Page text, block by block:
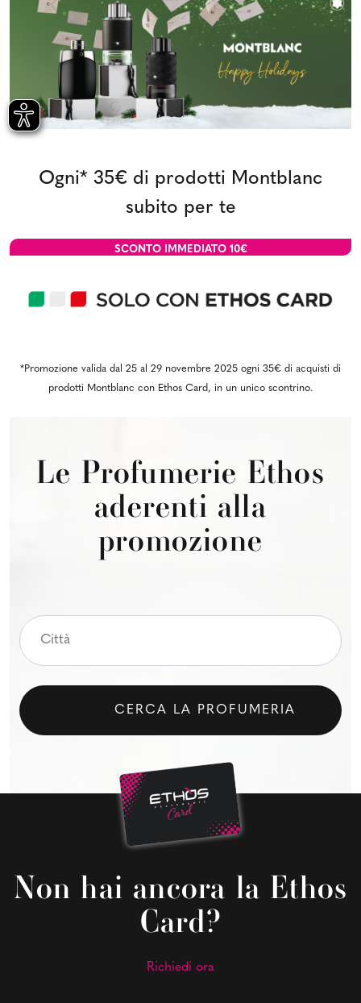
Ogni* 35€ di prodotti Montblanc
subito per te
SCONTO IMMEDIATO 10€
*Promozione valida dal 25 al 29 novembre 2025 ogni 35€ di acquisti di
prodotti Montblanc con Ethos Card, in un unico scontrino.
Le Profumerie Ethos
aderenti alla
promozione
CERCA LA PROFUMERIA
Non hai ancora la Ethos
Card?
Richiedi ora